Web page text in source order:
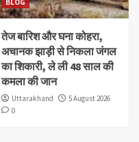
BLOG
तेज बारिश और घना कोहरा,
अचानक झाड़ी से निकला जंगल
का शिकारी, ले ली 48 साल की
कमला की जान
Uttarakhand
5 August 2026
0